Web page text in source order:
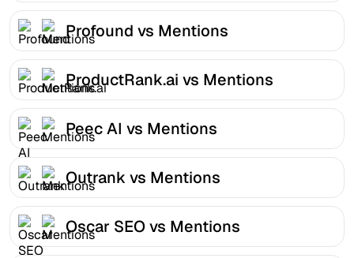
Profound vs Mentions
ProductRank.ai vs Mentions
Peec AI vs Mentions
Outrank vs Mentions
Oscar SEO vs Mentions